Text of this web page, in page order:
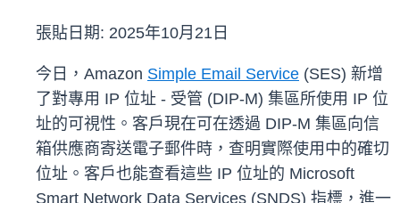
張貼日期: 2025年10月21日
今日，Amazon Simple Email Service (SES) 新增
了對專用 IP 位址 - 受管 (DIP-M) 集區所使用 IP 位
址的可視性。客戶現在可在透過 DIP-M 集區向信
箱供應商寄送電子郵件時，查明實際使用中的確切
位址。客戶也能查看這些 IP 位址的 Microsoft
Smart Network Data Services (SNDS) 指標，進一